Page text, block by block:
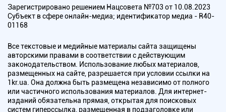
Зарегистрировано решением Нацсовета №703 от 10.08.2023
Субъект в сфере онлайн-медиа; идентификатор медиа - R40-
01168
Все текстовые и медийные материалы сайта защищены
авторскими правами в соответствии с действующим
законодательством. Использование любых материалов,
размещенных на сайте, разрешается при условии ссылки на
1kr.ua. Она должна быть размещена независимо от полного
или частичного использования материалов. Для интернет-
изданий обязательна прямая, открытая для поисковых
систем гиперссылка, размещенная в подзаголовке или